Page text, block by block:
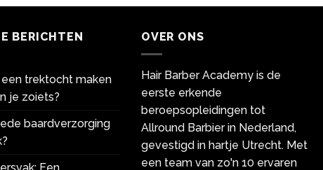
BERICHTEN
trektocht maken
je zoiets?
baardverzorging
Een
OVER ONS
Hair Barber Academy is de
eerste erkende
beroepsopleidingen tot
Allround Barbier in Nederland,
gevestigd in hartje Utrecht. Met
een team van zo'n 10 ervaren